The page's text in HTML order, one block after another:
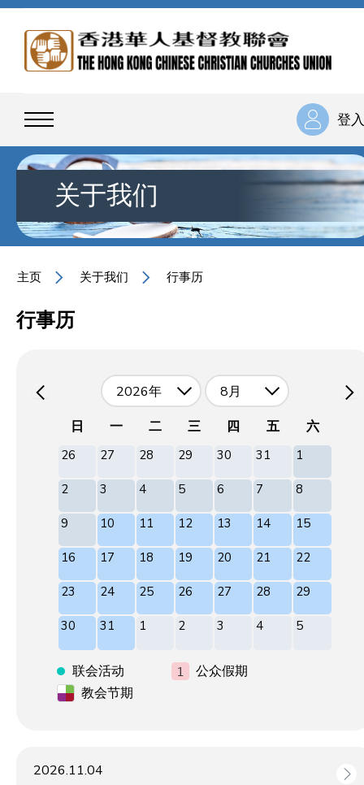
登入
关于我们
主页 关于我们 行事历
行事历
日 一 二 三 四 五 六
26 27 28 29 30 31 1
2 3 4 5 6 7 8
9 10 11 12 13 14 15
16 17 18 19 20 21 22
23 24 25 26 27 28 29
30 31 1 2 3 4 5
2026年 8月
联会活动
公众假期
教会节期
2026.11.04